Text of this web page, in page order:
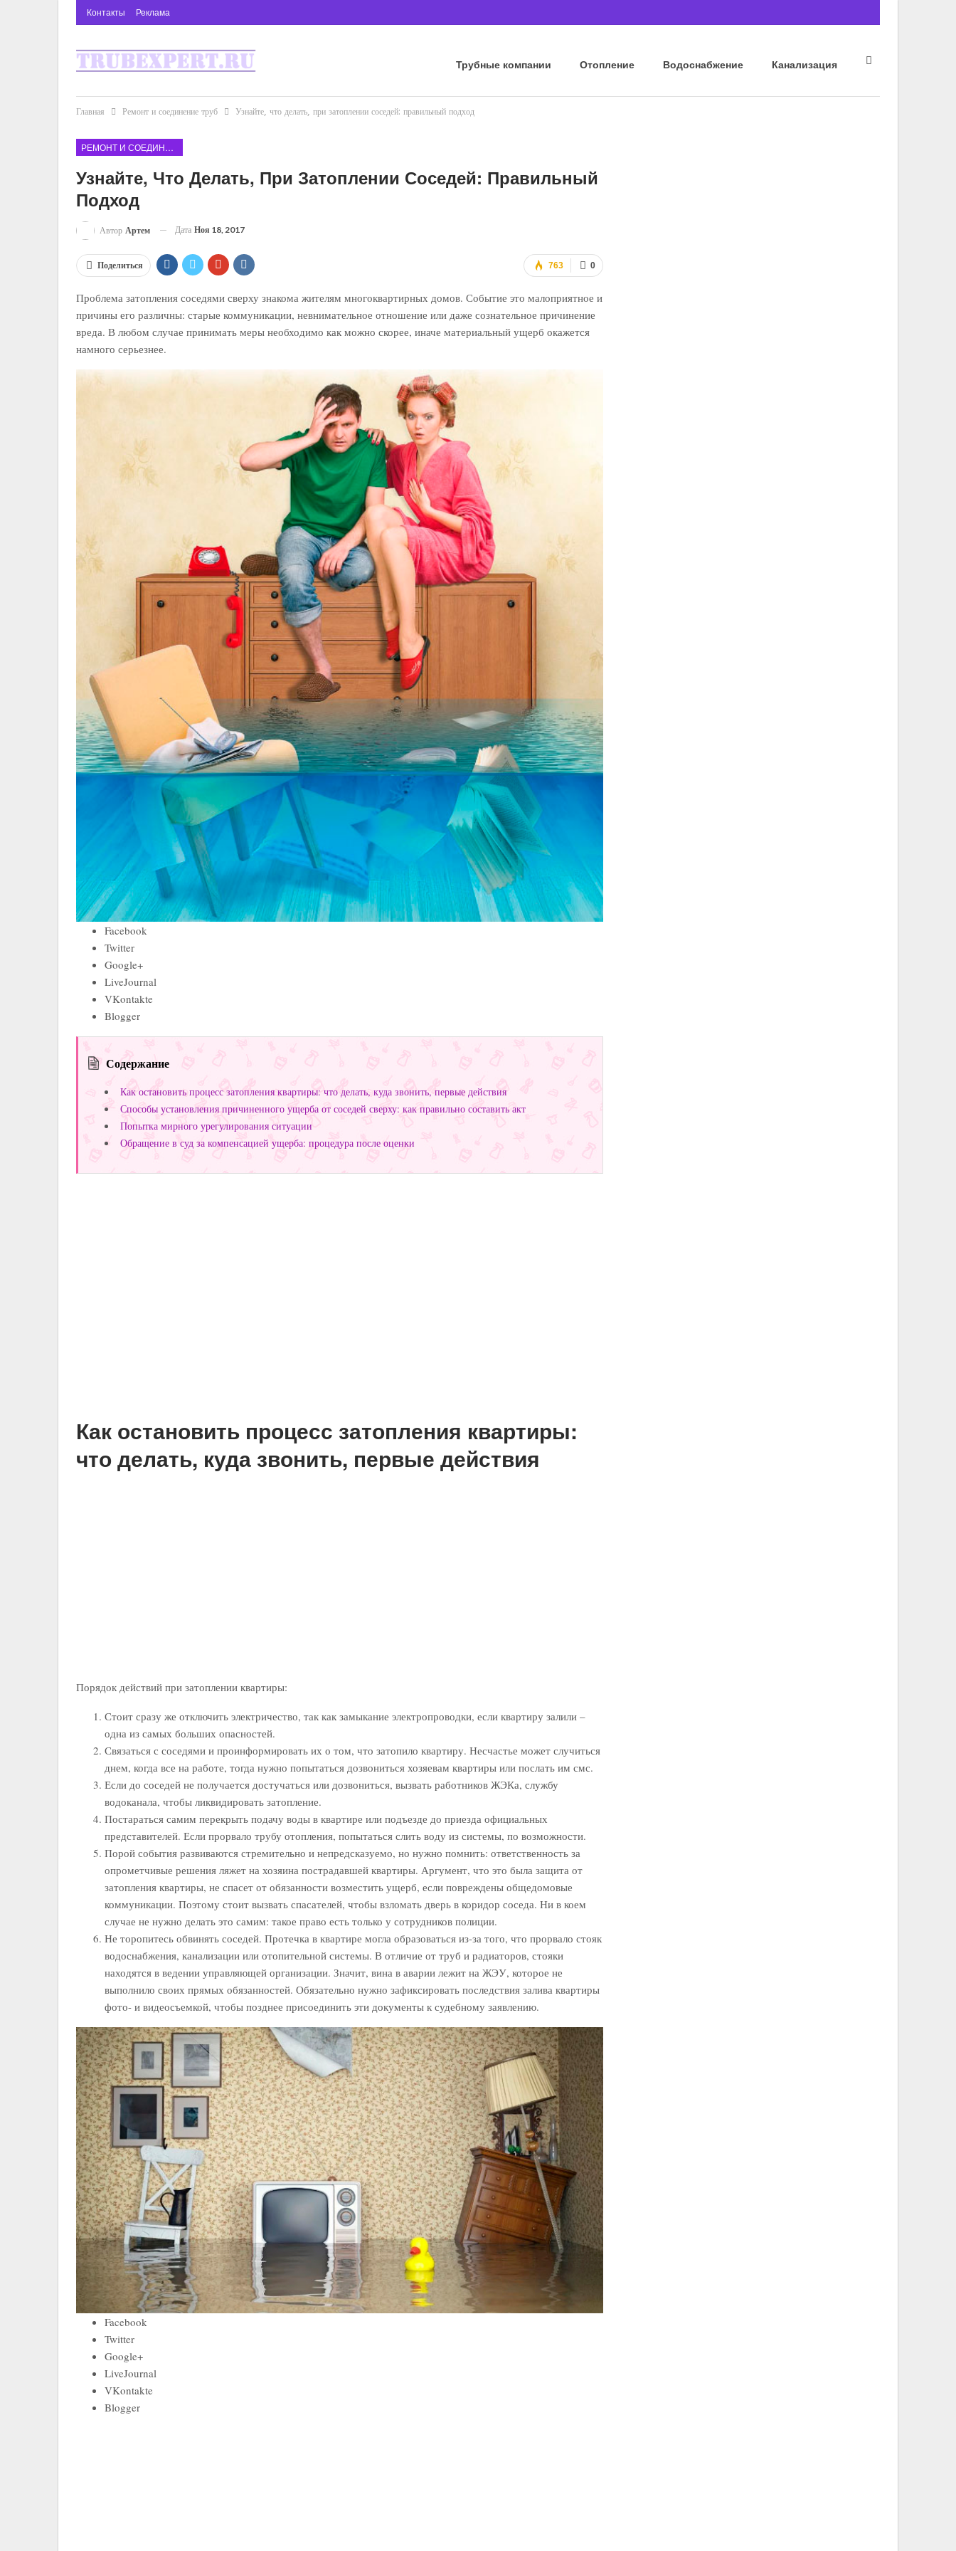
Контакты Реклама
Трубные компании Отопление Водоснабжение Канализация
Главная Ремонт и соединение труб Узнайте, что делать, при затоплении соседей: правильный подход
РЕМОНТ И СОЕДИНЕНИЕ ТРУБ
Узнайте, Что Делать, При Затоплении Соседей: Правильный
Подход
Автор Артем Дата Ноя 18, 2017
0
763
Поделиться
Проблема затопления соседями сверху знакома жителям многоквартирных домов. Событие это малоприятное и
причины его различны: старые коммуникации, невнимательное отношение или даже сознательное причинение
вреда. В любом случае принимать меры необходимо как можно скорее, иначе материальный ущерб окажется
намного серьезнее.
Facebook
Twitter
Google+
LiveJournal
VKontakte
Blogger
Содержание
Как остановить процесс затопления квартиры: что делать, куда звонить, первые действия
Способы установления причиненного ущерба от соседей сверху: как правильно составить акт
Попытка мирного урегулирования ситуации
Обращение в суд за компенсацией ущерба: процедура после оценки
Как остановить процесс затопления квартиры:
что делать, куда звонить, первые действия
Порядок действий при затоплении квартиры:
Стоит сразу же отключить электричество, так как замыкание электропроводки, если квартиру залили –
одна из самых больших опасностей.
Связаться с соседями и проинформировать их о том, что затопило квартиру. Несчастье может случиться
днем, когда все на работе, тогда нужно попытаться дозвониться хозяевам квартиры или послать им смс.
Если до соседей не получается достучаться или дозвониться, вызвать работников ЖЭКа, службу
водоканала, чтобы ликвидировать затопление.
Постараться самим перекрыть подачу воды в квартире или подъезде до приезда официальных
представителей. Если прорвало трубу отопления, попытаться слить воду из системы, по возможности.
Порой события развиваются стремительно и непредсказуемо, но нужно помнить: ответственность за
опрометчивые решения ляжет на хозяина пострадавшей квартиры. Аргумент, что это была защита от
затопления квартиры, не спасет от обязанности возместить ущерб, если повреждены общедомовые
коммуникации. Поэтому стоит вызвать спасателей, чтобы взломать дверь в коридор соседа. Ни в коем
случае не нужно делать это самим: такое право есть только у сотрудников полиции.
Не торопитесь обвинять соседей. Протечка в квартире могла образоваться из-за того, что прорвало стояк
водоснабжения, канализации или отопительной системы. В отличие от труб и радиаторов, стояки
находятся в ведении управляющей организации. Значит, вина в аварии лежит на ЖЭУ, которое не
выполнило своих прямых обязанностей. Обязательно нужно зафиксировать последствия залива квартиры
фото- и видеосъемкой, чтобы позднее присоединить эти документы к судебному заявлению.
Facebook
Twitter
Google+
LiveJournal
VKontakte
Blogger